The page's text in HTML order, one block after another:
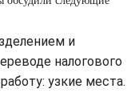
и
налогового
узкие места.